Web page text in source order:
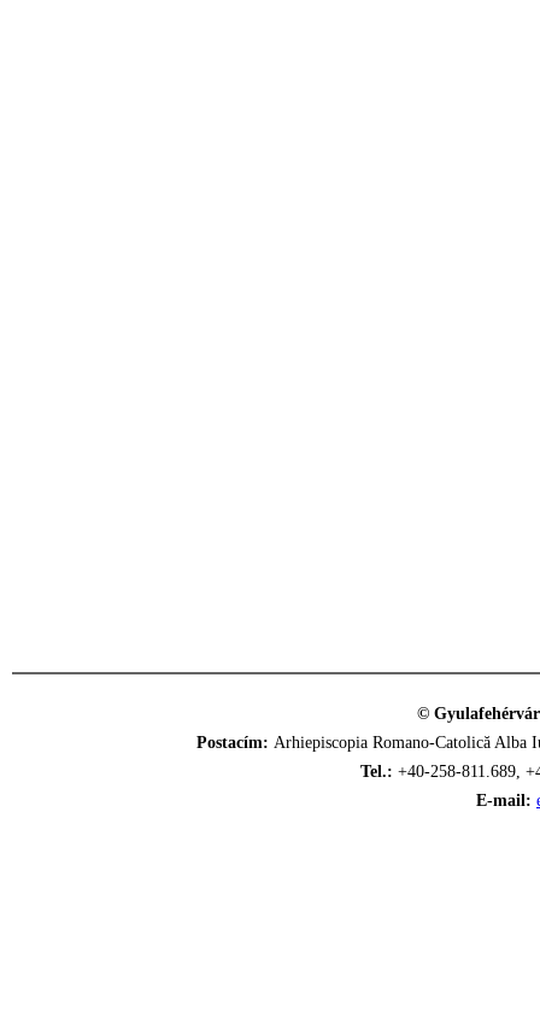
©
Postacím: Arhiepiscopia Romano-Catolică
Tel.: +40-258-811.689,
E-mail: